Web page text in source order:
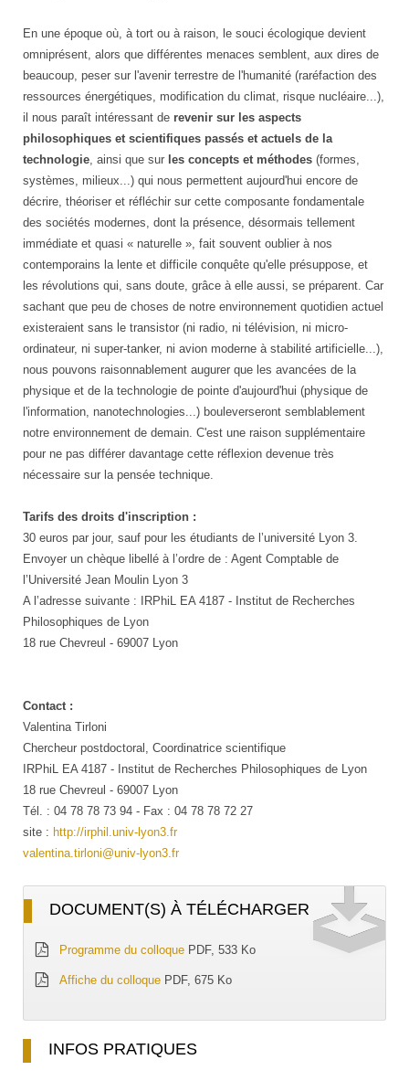
En une époque où, à tort ou à raison, le souci écologique devient
omniprésent, alors que différentes menaces semblent, aux dires de
beaucoup, peser sur l'avenir terrestre de l'humanité (raréfaction des
ressources énergétiques, modification du climat, risque nucléaire...),
il nous paraît intéressant de revenir sur les aspects
philosophiques et scientifiques passés et actuels de la
technologie, ainsi que sur les concepts et méthodes (formes,
systèmes, milieux...) qui nous permettent aujourd'hui encore de
décrire, théoriser et réfléchir sur cette composante fondamentale
des sociétés modernes, dont la présence, désormais tellement
immédiate et quasi « naturelle », fait souvent oublier à nos
contemporains la lente et difficile conquête qu'elle présuppose, et
les révolutions qui, sans doute, grâce à elle aussi, se préparent. Car
sachant que peu de choses de notre environnement quotidien actuel
existeraient sans le transistor (ni radio, ni télévision, ni micro-
ordinateur, ni super-tanker, ni avion moderne à stabilité artificielle...),
nous pouvons raisonnablement augurer que les avancées de la
physique et de la technologie de pointe d'aujourd'hui (physique de
l'information, nanotechnologies...) bouleverseront semblablement
notre environnement de demain. C'est une raison supplémentaire
pour ne pas différer davantage cette réflexion devenue très
nécessaire sur la pensée technique.
Tarifs des droits d'inscription :
30 euros par jour, sauf pour les étudiants de l’université Lyon 3.
Envoyer un chèque libellé à l’ordre de : Agent Comptable de
l’Université Jean Moulin Lyon 3
A l’adresse suivante : IRPhiL EA 4187 - Institut de Recherches
Philosophiques de Lyon
18 rue Chevreul - 69007 Lyon
Contact :
Valentina Tirloni
Chercheur postdoctoral, Coordinatrice scientifique
IRPhiL EA 4187 - Institut de Recherches Philosophiques de Lyon
18 rue Chevreul - 69007 Lyon
Tél. : 04 78 78 73 94 - Fax : 04 78 78 72 27
site : http://irphil.univ-lyon3.fr
valentina.tirloni@univ-lyon3.fr
DOCUMENT(S) À TÉLÉCHARGER
Programme du colloque PDF, 533 Ko
Affiche du colloque PDF, 675 Ko
INFOS PRATIQUES